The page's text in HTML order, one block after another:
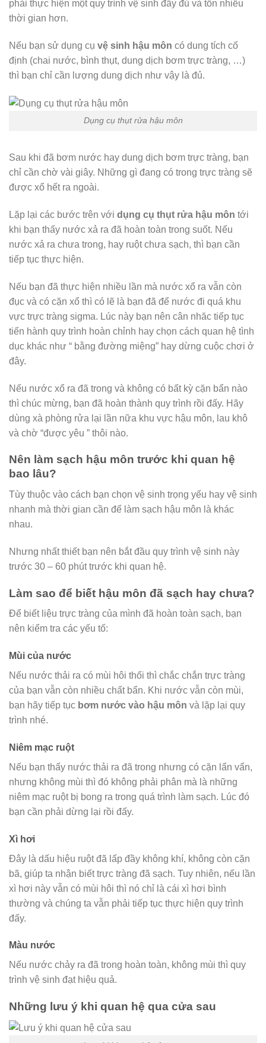
phải thực hiện một quy trình vệ sinh đầy đủ và tốn nhiều
thời gian hơn.
Nếu bạn sử dụng cụ vệ sinh hậu môn có dung tích cố
định (chai nước, bình thụt, dung dịch bơm trực tràng, …)
thì bạn chỉ cần lượng dung dịch như vậy là đủ.
Dụng cụ thụt rửa hậu môn
Sau khi đã bơm nước hay dung dịch bơm trực tràng, bạn
chỉ cần chờ vài giây. Những gì đang có trong trực tràng sẽ
được xổ hết ra ngoài.
Lặp lại các bước trên với dụng cụ thụt rửa hậu môn tới
khi bạn thấy nước xả ra đã hoàn toàn trong suốt. Nếu
nước xả ra chưa trong, hay ruột chưa sạch, thì bạn cần
tiếp tục thực hiện.
Nếu bạn đã thực hiện nhiều lần mà nước xổ ra vẫn còn
đục và có cặn xổ thì có lẽ là bạn đã để nước đi quá khu
vực trực tràng sigma. Lúc này bạn nên cân nhăc tiếp tục
tiến hành quy trình hoàn chỉnh hay chọn cách quan hệ tình
dục khác như “ bằng đường miệng” hay dừng cuộc chơi ở
đây.
Nếu nước xổ ra đã trong và không có bất kỳ cặn bẩn nào
thì chúc mừng, bạn đã hoàn thành quy trình rồi đấy. Hãy
dùng xà phòng rửa lại lần nữa khu vực hậu môn, lau khô
và chờ “được yêu ” thôi nào.
Nên làm sạch hậu môn trước khi quan hệ
bao lâu?
Tùy thuộc vào cách bạn chọn vệ sinh trọng yếu hay vệ sinh
nhanh mà thời gian cần để làm sạch hậu môn là khác
nhau.
Nhưng nhất thiết bạn nên bắt đầu quy trình vệ sinh này
trước 30 – 60 phút trước khi quan hệ.
Làm sao để biết hậu môn đã sạch hay chưa?
Để biết liệu trực tràng của mình đã hoàn toàn sạch, bạn
nên kiểm tra các yếu tố:
Mùi của nước
Nếu nước thải ra có mùi hôi thối thì chắc chắn trực tràng
của bạn vẫn còn nhiều chất bẩn. Khi nước vẫn còn mùi,
bạn hãy tiếp tục bơm nước vào hậu môn và lặp lại quy
trình nhé.
Niêm mạc ruột
Nếu bạn thấy nước thải ra đã trong nhưng có cặn lẩn vẩn,
nhưng không mùi thì đó không phải phân mà là những
niêm mạc ruột bị bong ra trong quá trình làm sạch. Lúc đó
bạn cần phải dừng lại rồi đấy.
Xì hơi
Đây là dấu hiệu ruột đã lấp đầy không khí, không còn cặn
bã, giúp ta nhận biết trực tràng đã sạch. Tuy nhiên, nếu lần
xì hơi này vẫn có mùi hôi thì nó chỉ là cái xì hơi bình
thường và chúng ta vẫn phải tiếp tục thực hiện quy trình
đấy.
Màu nước
Nếu nước chảy ra đã trong hoàn toàn, không mùi thì quy
trình vệ sinh đạt hiệu quả.
Những lưu ý khi quan hệ qua cửa sau